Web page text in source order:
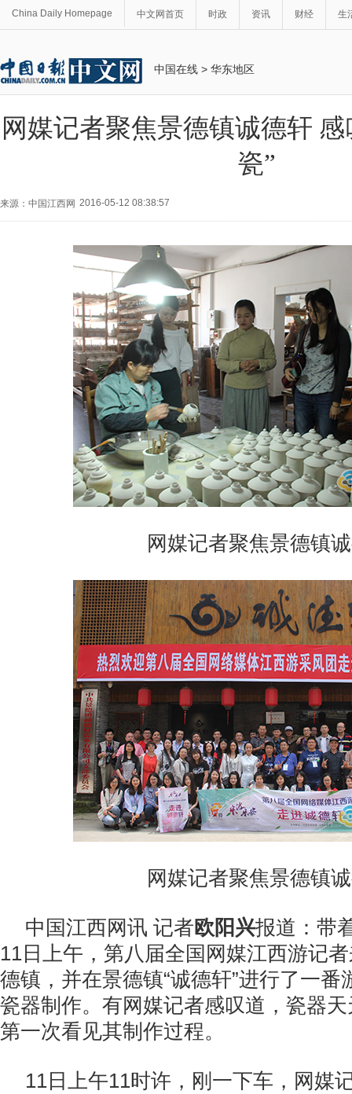
China Daily Homepage 中文网首页 时政 资讯 财经 生
中国在线 > 华东地区
网媒记者聚焦景德镇诚德轩
瓷”
来源：中国江西网 2016-05-12 08:38:57
网媒记者聚焦景德镇
网媒记者聚焦景德镇
中国江西网讯 记者欧阳兴报道：带
11日上午，第八届全国网媒江西游记
德镇，并在景德镇“诚德轩”进行了一番
瓷器制作。有网媒记者感叹道，瓷器
第一次看见其制作过程。
11日上午11时许，刚一下车，网媒